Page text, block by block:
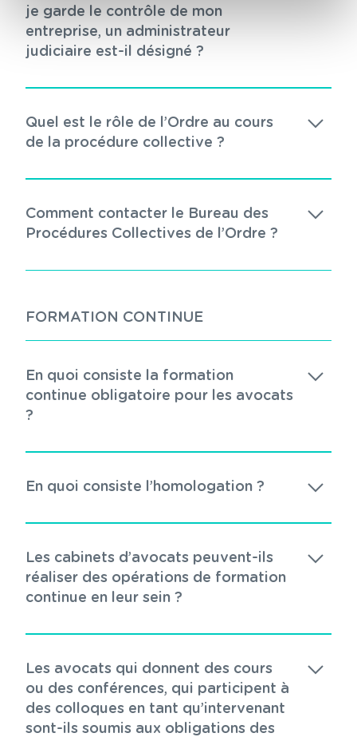
je garde le contrôle de mon
entreprise, un administrateur
judiciaire est-il désigné ?
Quel est le rôle de l’Ordre au cours
de la procédure collective ?
Comment contacter le Bureau des
Procédures Collectives de l’Ordre ?
FORMATION CONTINUE
En quoi consiste la formation
continue obligatoire pour les avocats
?
En quoi consiste l’homologation ?
Les cabinets d’avocats peuvent-ils
réaliser des opérations de formation
continue en leur sein ?
Les avocats qui donnent des cours
ou des conférences, qui participent à
des colloques en tant qu’intervenant
sont-ils soumis aux obligations des